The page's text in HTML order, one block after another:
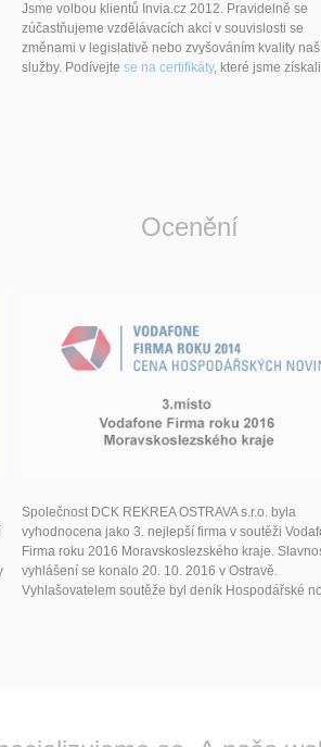
Jsme volbou klientů Invia.cz 2012. Pravidelně se
zúčastňujeme vzdělávacích akcí v souvislosti se
změnami v legislativě nebo zvyšováním kvality naší
služby. Podívejtese na certifikáty, které jsme
Ocenění
Společnost DCK REKREA OSTRAVA s.r.o. byla
vyhodnocena jako 3. nejlepší firma v soutěži
Firma roku 2016 Moravskoslezského kraje.
vyhlášení se konalo 20. 10. 2016 v Ostravě.
Vyhlašovatelem soutěže byl deník Hospodářské